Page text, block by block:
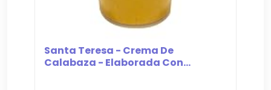
Santa Teresa - Crema De
Calabaza - Elaborada Con...